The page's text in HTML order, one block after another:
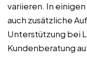
variieren. In
auch zusätzliche
Unterstützung bei
Kundenberatung